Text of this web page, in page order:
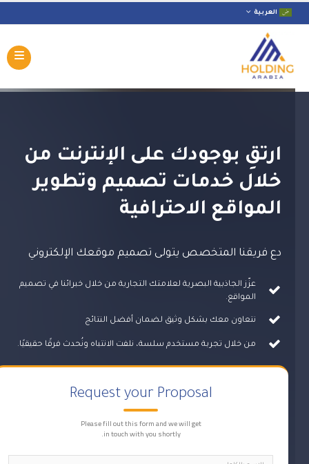
العربية
ارتقِ بوجودك على الإنترنت من
خلال خدمات تصميم وتطوير
المواقع الاحترافية
دع فريقنا المتخصص يتولى تصميم موقعك الإلكتروني
عزّز الجاذبية البصرية لعلامتك التجارية من خلال خبرائنا في تصميم
المواقع.
نتعاون معك بشكل وثيق لضمان أفضل النتائج
من خلال تجربة مستخدم سلسة، نلفت الانتباه ونُحدث فرقًا حقيقيًا.
Request your Proposal
Please fill out this form and we will get
in touch with you shortly.